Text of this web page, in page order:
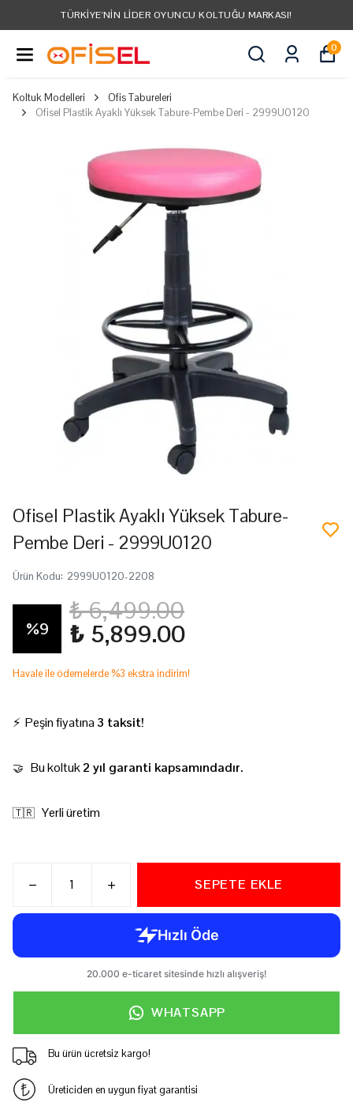
TÜRKIYE'NIN LIDER OYUNCU KOLTUĞU MARKASI!
0
Koltuk Modelleri
Ofis Tabureleri
Ofisel Plastik Ayaklı Yüksek Tabure-Pembe Deri - 2999U0120
Ofisel Plastik Ayaklı Yüksek Tabure-
Pembe Deri - 2999U0120
Ürün Kodu: 2999U0120-2208
%9
₺ 6,499.00
₺ 5,899.00
Havale ile ödemelerde %3 ekstra indirim!
⚡ Peşin fiyatına 3 taksit!
🤝 Bu koltuk2 yıl garanti kapsamındadır.
🇹🇷 Yerli üretim
SEPETE EKLE
WHATSAPP
Bu ürün ücretsiz kargo!
Üreticiden en uygun fiyat garantisi